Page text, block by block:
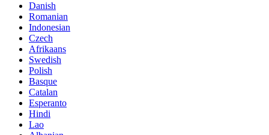
Danish
Romanian
Indonesian
Czech
Afrikaans
Swedish
Polish
Basque
Catalan
Esperanto
Hindi
Lao